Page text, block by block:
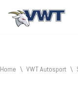
Home \ VWT Autosport \